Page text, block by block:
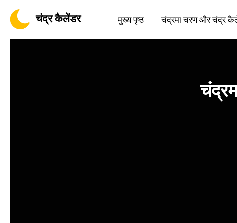
चंद्र कैलेंडर मुख्य पृष्ठ चंद्रमा चरण और चंद्र